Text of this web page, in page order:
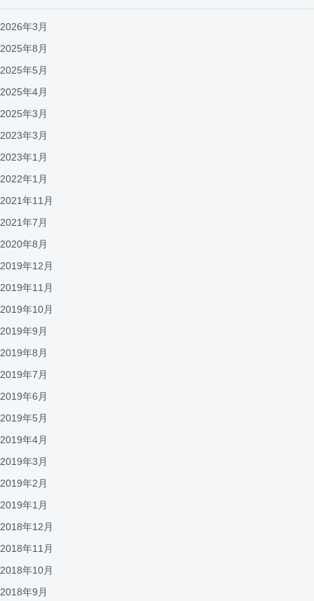
2026年3月
2025年8月
2025年5月
2025年4月
2025年3月
2023年3月
2023年1月
2022年1月
2021年11月
2021年7月
2020年8月
2019年12月
2019年11月
2019年10月
2019年9月
2019年8月
2019年7月
2019年6月
2019年5月
2019年4月
2019年3月
2019年2月
2019年1月
2018年12月
2018年11月
2018年10月
2018年9月